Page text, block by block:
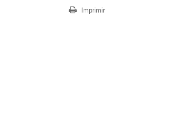
Imprimir